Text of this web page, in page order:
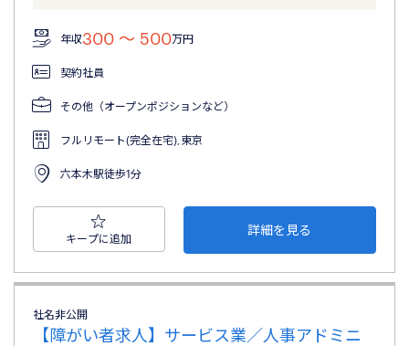
年収300 〜 500万円
契約社員
その他（オープンポジションなど）
フルリモート(完全在宅),東京
六本木駅徒歩1分
キープに追加
詳細を見る
社名非公開
【障がい者求人】サービス業／人事アドミニ